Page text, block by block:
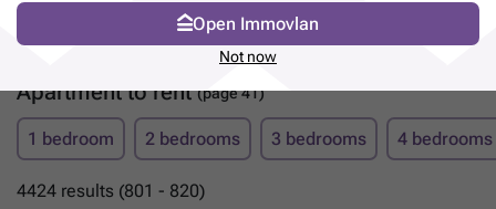
Apartment to rent(page 41)
1 bedroom 2 bedrooms 3 bedrooms 4 bedrooms
4424 results (801 - 820)
Open Immovlan
Not now